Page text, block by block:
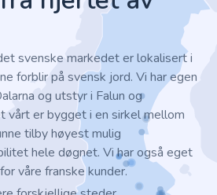
svenske markedet er lokalisert i
forblir på svensk jord. Vi har egen
og utstyr i Falun og
vårt er bygget i en sirkel mellom
tilby høyest mulig
hele døgnet. Vi har også eget
våre franske kunder.